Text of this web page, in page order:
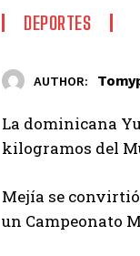
DEPORTES
AUTHOR:
La dominicana
kilogramos del
Mejía se
un Campeonato